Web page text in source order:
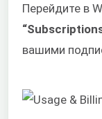
Перейдите в
вашими